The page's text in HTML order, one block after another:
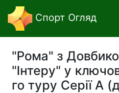
Спорт Огляд
"Рома" з
"Інтеру" у
го туру Серії А